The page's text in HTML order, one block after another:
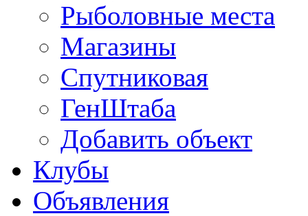
Рыболовные места
Магазины
Спутниковая
ГенШтаба
Добавить объект
Клубы
Объявления